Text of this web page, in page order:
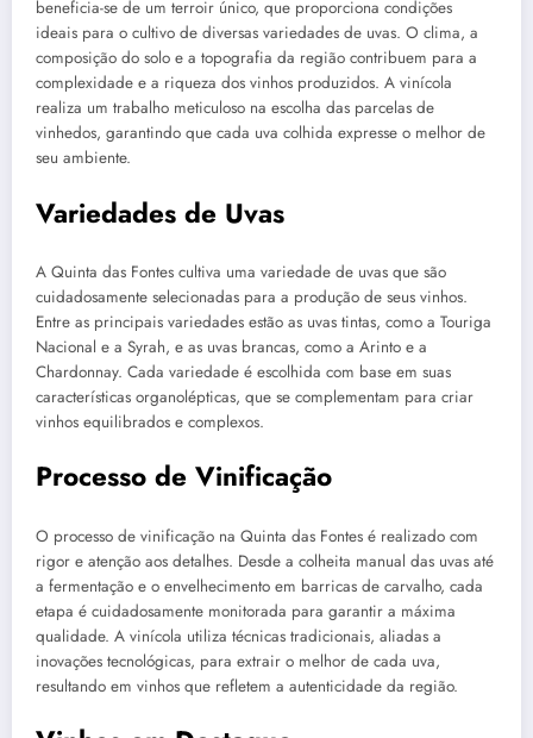
beneficia-se de um terroir único, que proporciona condições
ideais para o cultivo de diversas variedades de uvas. O clima, a
composição do solo e a topografia da região contribuem para a
complexidade e a riqueza dos vinhos produzidos. A vinícola
realiza um trabalho meticuloso na escolha das parcelas de
vinhedos, garantindo que cada uva colhida expresse o melhor de
seu ambiente.
Variedades de Uvas
A Quinta das Fontes cultiva uma variedade de uvas que são
cuidadosamente selecionadas para a produção de seus vinhos.
Entre as principais variedades estão as uvas tintas, como a Touriga
Nacional e a Syrah, e as uvas brancas, como a Arinto e a
Chardonnay. Cada variedade é escolhida com base em suas
características organolépticas, que se complementam para criar
vinhos equilibrados e complexos.
Processo de Vinificação
O processo de vinificação na Quinta das Fontes é realizado com
rigor e atenção aos detalhes. Desde a colheita manual das uvas até
a fermentação e o envelhecimento em barricas de carvalho, cada
etapa é cuidadosamente monitorada para garantir a máxima
qualidade. A vinícola utiliza técnicas tradicionais, aliadas a
inovações tecnológicas, para extrair o melhor de cada uva,
resultando em vinhos que refletem a autenticidade da região.